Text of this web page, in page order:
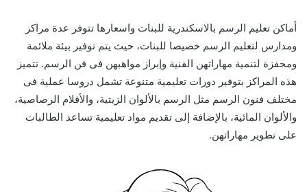
أماكن تعليم الرسم بالاسكندرية للبنات واسعارها تتوفر عدة مراكز
ومدارس لتعليم الرسم خصيصا للبنات، حيث يتم توفير بيئة ملائمة
ومحفزة لتنمية مهاراتهن الفنية وإبراز مواهبهن فى فن الرسم. تتميز
هذه المراكز بتوفير دورات تعليمية متنوعة تشمل دروسا عملية فى
مختلف فنون الرسم مثل الرسم بالألوان الزيتية، والأقلام الرصاصية،
والألوان المائية، بالإضافة إلى تقديم مواد تعليمية تساعد الطالبات
على تطوير مهاراتهن.